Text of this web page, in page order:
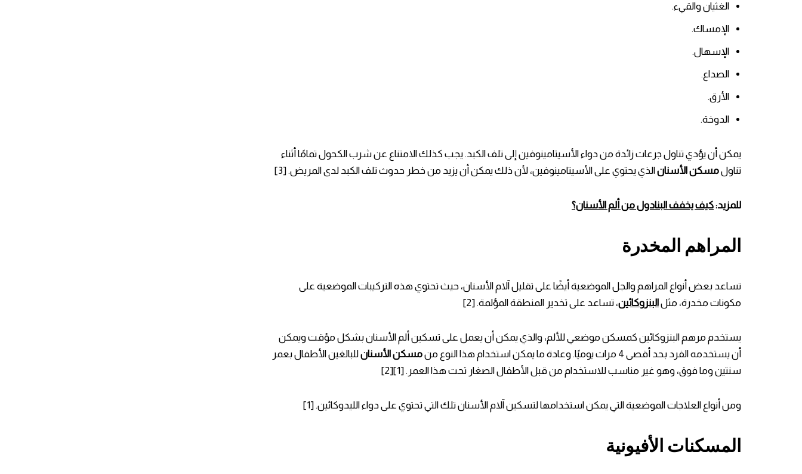
الغثيان والقيء.
الإمساك.
الإسهال.
الصداع.
الأرق.
الدوخة.
يمكن أن يؤدي تناول جرعات زائدة من دواء الأسيتامينوفين إلى تلف الكبد. يجب كذلك الامتناع عن شرب الكحول تمامًا أثناء
تناولمسكن الأسنانالذي يحتوي على الأسيتامينوفين، لأن ذلك يمكن أن يزيد من خطر حدوث تلف الكبد لدى المريض. [3]
للمزيد:كيف يخفف البنادول من ألم الأسنان؟
المراهم المخدرة
تساعد بعض أنواع المراهم والجل الموضعية أيضًا على تقليل آلام الأسنان، حيث تحتوي هذه التركيبات الموضعية على
مكونات مخدرة، مثلالبنزوكائين، تساعد على تخدير المنطقة المؤلمة. [2]
يستخدم مرهم البنزوكائين كمسكن موضعي للألم، والذي يمكن أن يعمل على تسكين ألم الأسنان بشكل مؤقت ويمكن
أن يستخدمه الفرد بحد أقصى 4 مرات يوميًا. وعادة ما يمكن استخدام هذا النوع من
مسكن الأسنانللبالغين الأطفال بعمر
سنتين وما فوق، وهو غير مناسب للاستخدام من قبل الأطفال الصغار تحت هذا العمر. [1][2]
ومن أنواع العلاجات الموضعية التي يمكن استخدامها لتسكين آلام الأسنان تلك التي تحتوي على دواء الليدوكائين. [1]
المسكنات الأفيونية